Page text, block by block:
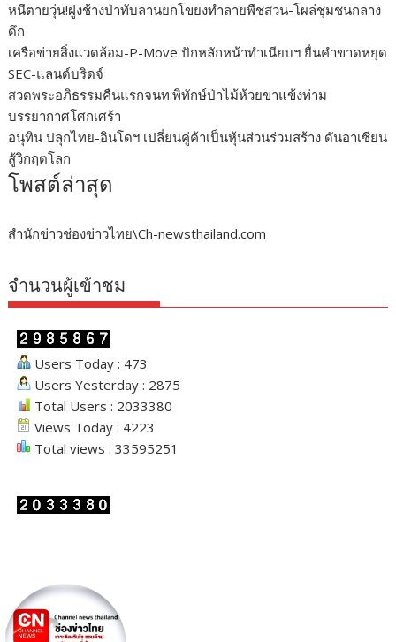
หนีตายวุ่น!ฝูงช้างป่าทับลานยกโขยงทำลายพืชสวน-โผล่ชุมชนกลาง
ดึก
เครือข่ายสิ่งแวดล้อม-P-Move ปักหลักหน้าทำเนียบฯ ยื่นคำขาดหยุด
SEC-แลนด์บริดจ์
สวดพระอภิธรรมคืนแรกจนท.พิทักษ์ป่าไม้ห้วยขาแข้งท่าม
บรรยากาศโศกเศร้า
อนุทิน ปลุกไทย-อินโดฯ เปลี่ยนคู่ค้าเป็นหุ้นส่วนร่วมสร้าง ดันอาเซียน
สู้วิกฤตโลก
โพสต์ล่าสุด
สำนักข่าวช่องข่าวไทย\Ch-newsthailand.com
จำนวนผู้เข้าชม
Users Today : 473
Users Yesterday : 2875
Total Users : 2033380
Views Today : 4223
Total views : 33595251